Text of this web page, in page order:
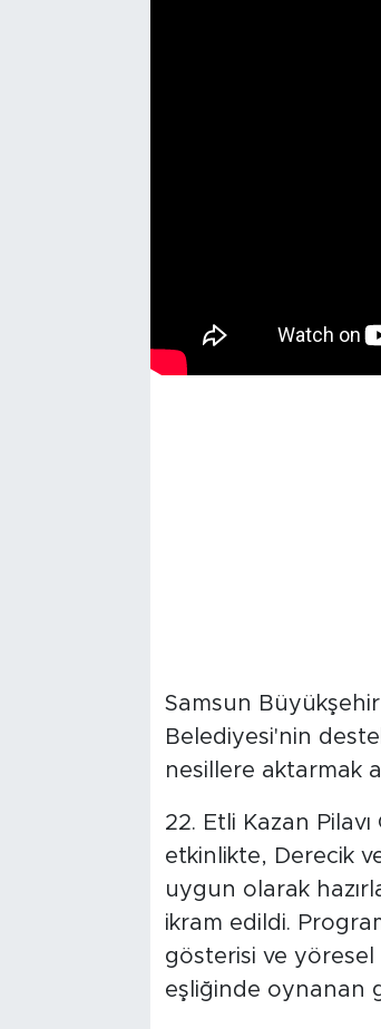
Samsun
Belediyesi'nin
nesillere aktarmak
22. Etli Kazan Pilavı
etkinlikte, Derecik
uygun olarak
ikram edildi.
gösterisi ve
eşliğinde oynanan